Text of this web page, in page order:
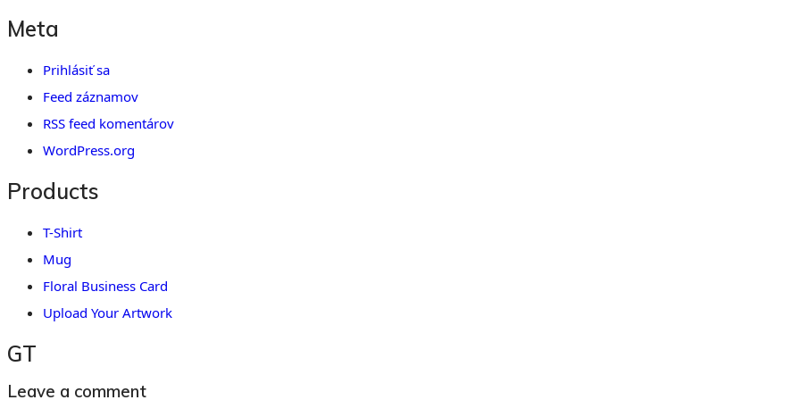
Meta
Prihlásiť sa
Feed záznamov
RSS feed komentárov
WordPress.org
Products
T-Shirt
Mug
Floral Business Card
Upload Your Artwork
GT
Leave a comment